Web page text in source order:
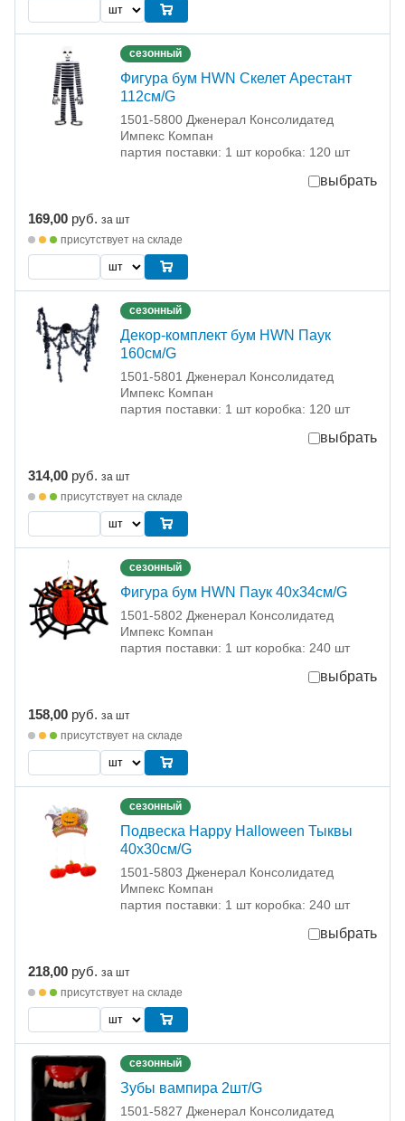
сезонный
Фигура бум HWN Скелет Арестант
112см/G
1501-5800 Дженерал Консолидатед
Импекс Компан
партия поставки: 1 шт коробка: 120 шт
выбрать
169,00 руб. за шт
присутствует на складе
сезонный
Декор-комплект бум HWN Паук
160см/G
1501-5801 Дженерал Консолидатед
Импекс Компан
партия поставки: 1 шт коробка: 120 шт
выбрать
314,00 руб. за шт
присутствует на складе
сезонный
Фигура бум HWN Паук 40х34см/G
1501-5802 Дженерал Консолидатед
Импекс Компан
партия поставки: 1 шт коробка: 240 шт
выбрать
158,00 руб. за шт
присутствует на складе
сезонный
Подвеска Happy Halloween Тыквы
40х30см/G
1501-5803 Дженерал Консолидатед
Импекс Компан
партия поставки: 1 шт коробка: 240 шт
выбрать
218,00 руб. за шт
присутствует на складе
сезонный
Зубы вампира 2шт/G
1501-5827 Дженерал Консолидатед